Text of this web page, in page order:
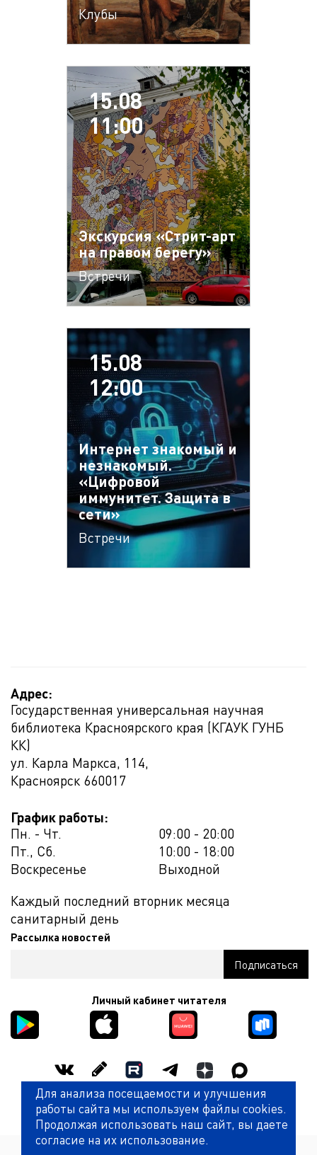
Клубы
15.08
11:00
Экскурсия «Стрит-арт
на правом берегу»
Встречи
15.08
12:00
Интернет знакомый и
незнакомый.
«Цифровой
иммунитет. Защита в
сети»
Встречи
Адрес:
Государственная универсальная научная
библиотека Красноярского края (КГАУК ГУНБ
КК)
ул. Карла Маркса, 114,
Красноярск 660017
График работы:
Пн. - Чт.
09:00 - 20:00
Пт., Сб.
10:00 - 18:00
Воскресенье
Выходной
Каждый последний вторник месяца
санитарный день
Рассылка новостей
Личный кабинет читателя
Оценить работу библиотеки
Для анализа посещаемости и улучшения
работы сайта мы используем файлы cookies.
Продолжая использовать наш сайт, вы даете
согласие на их использование.